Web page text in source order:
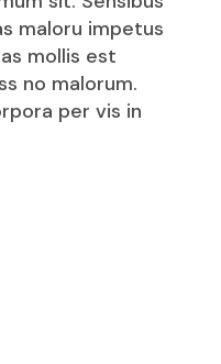
maloru impetus
mollis est
no malorum.
per vis in